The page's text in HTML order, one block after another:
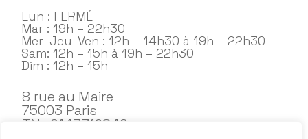
Lun : FERMÉ
Mar : 19h – 22h30
Mer-Jeu-Ven : 12h – 14h30 à 19h – 22h30
Sam: 12h – 15h à 19h – 22h30
Dim : 12h – 15h
8 rue au Maire
75003 Paris
Tèl : 0143319840